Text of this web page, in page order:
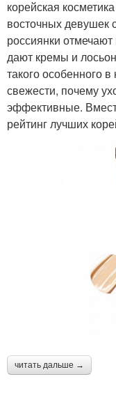
корейская
восточных девушек
россиянки
дают кремы и
такого особенного
свежести, почему
эффективные.
рейтинг лучших
читать дальше →